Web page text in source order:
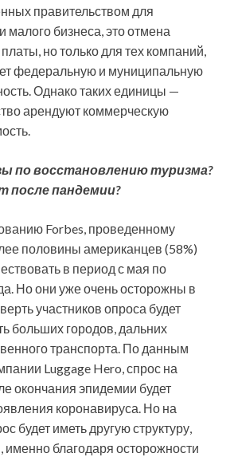
правительством для
малого бизнеса, это отмена
но только для тех компаний,
федеральную и муниципальную
Однако таких единицы —
арендуют коммерческую
по восстановлению туризма?
после пандемии?
Forbes, проведенному
половины американцев (58%)
в период с мая по
Но они уже очень осторожны в
участников опроса будет
больших городов, дальних
транспорта. По данным
Luggage Hero, спрос на
окончания эпидемии будет
коронавируса. Но на
будет иметь другую структуру,
благодаря осторожности